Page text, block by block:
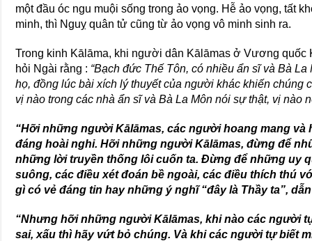
một đầu óc ngu muội sống trong ảo vọng. Hễ ảo vọng, tất
minh, thì Nguỵ quân tử cũng từ ảo vọng vô minh sinh ra.
Trong kinh Kālāma, khi người dân Kālāmas ở Vương quốc
hỏi Ngài rằng : “Bạch đức Thế Tôn, có nhiều ẩn sĩ và Bà
họ, đồng lúc bài xích lý thuyết của người khác khiến chúng
vị nào trong các nhà ẩn sĩ và Bà La Môn nói sự thật, vị nào
“Hỡi những người Kālāmas, các người hoang mang và
đáng hoài nghi. Hỡi những người Kālāmas, đừng để
những lời truyền thống lôi cuốn ta. Đừng để những uy
suông, các điều xét đoán bề ngoài, các điều thích thú
gì có vẻ đáng tin hay những ý nghĩ “đây là Thầy ta”,
“Nhưng hỡi những người Kālāmas, khi nào các người
sai, xấu thì hãy vứt bỏ chúng. Và khi các người tự biết